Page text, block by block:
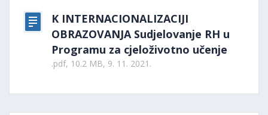
K INTERNACIONALIZACIJI
OBRAZOVANJA Sudjelovanje RH u
Programu za cjeloživotno učenje
.pdf, 10.2 MB, 9. 11. 2021.